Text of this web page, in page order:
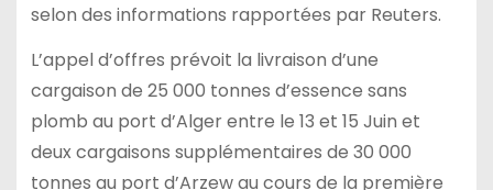
selon des informations rapportées par Reuters.
L’appel d’offres prévoit la livraison d’une
cargaison de 25 000 tonnes d’essence sans
plomb au port d’Alger entre le 13 et 15 Juin et
deux cargaisons supplémentaires de 30 000
tonnes au port d’Arzew au cours de la première